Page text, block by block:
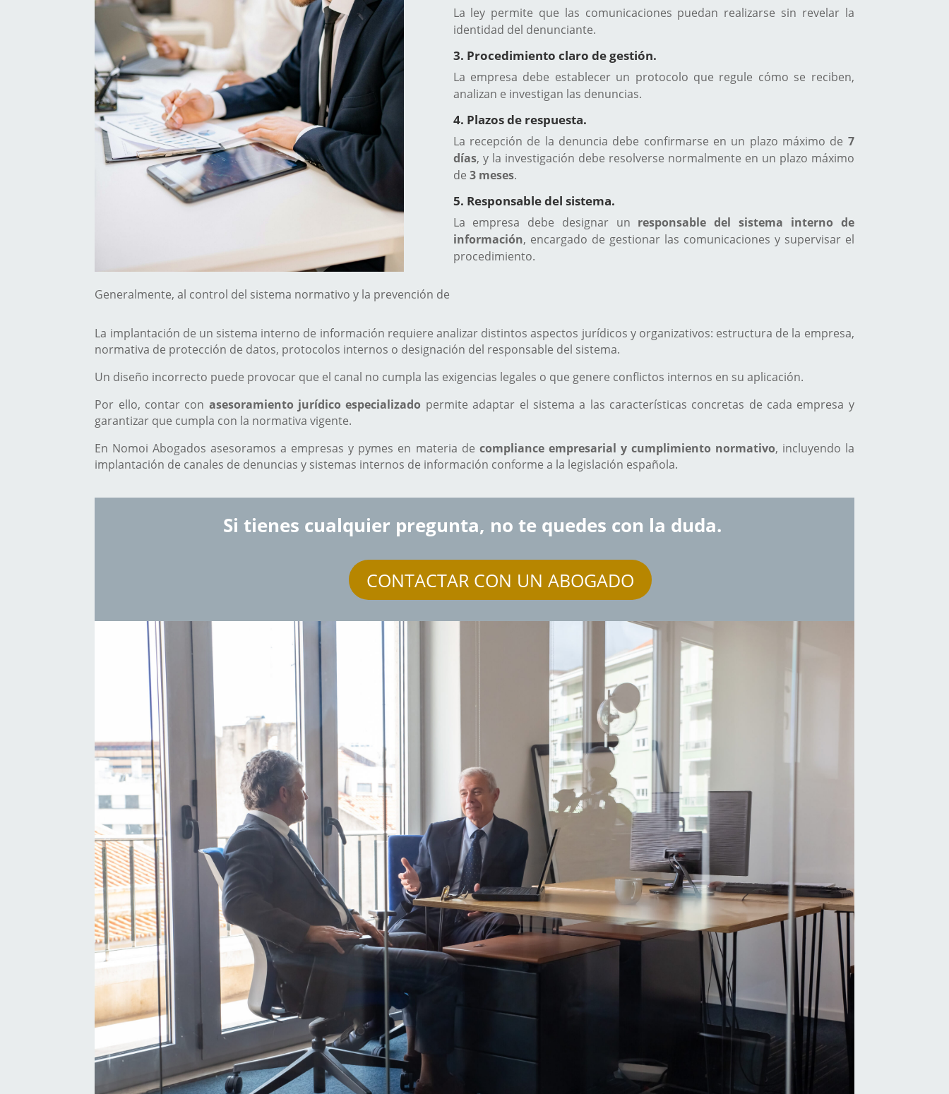
La ley permite que las comunicaciones puedan realizarse sin revelar la
identidad del denunciante.
3. Procedimiento claro de gestión.
La empresa debe establecer un protocolo que regule cómo se reciben,
analizan e investigan las denuncias.
4. Plazos de respuesta.
La recepción de la denuncia debe confirmarse en un plazo máximo de 7
días, y la investigación debe resolverse normalmente en un plazo máximo
de 3 meses.
5. Responsable del sistema.
La empresa debe designar un responsable del sistema interno de
información, encargado de gestionar las comunicaciones y supervisar el
procedimiento.
Generalmente, al control del sistema normativo y la prevención de
La implantación de un sistema interno de información requiere analizar distintos aspectos jurídicos y organizativos: estructura de la empresa,
normativa de protección de datos, protocolos internos o designación del responsable del sistema.
Un diseño incorrecto puede provocar que el canal no cumpla las exigencias legales o que genere conflictos internos en su aplicación.
Por ello, contar con asesoramiento jurídico especializado permite adaptar el sistema a las características concretas de cada empresa y
garantizar que cumpla con la normativa vigente.
En Nomoi Abogados asesoramos a empresas y pymes en materia de compliance empresarial y cumplimiento normativo, incluyendo la
implantación de canales de denuncias y sistemas internos de información conforme a la legislación española.
Si tienes cualquier pregunta, no te quedes con la duda.
CONTACTAR CON UN ABOGADO